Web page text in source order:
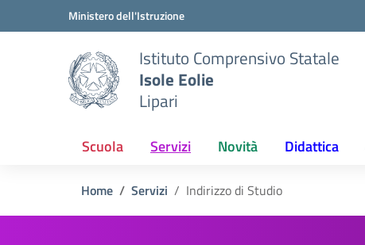
Vai ai contenuti
Vai al menu di navigazione
Ministero dell'Istruzione
Istituto Comprensivo Statale
Isole Eolie
Lipari
Scuola Servizi Novità Didattica
Home Servizi Indirizzo di Studio